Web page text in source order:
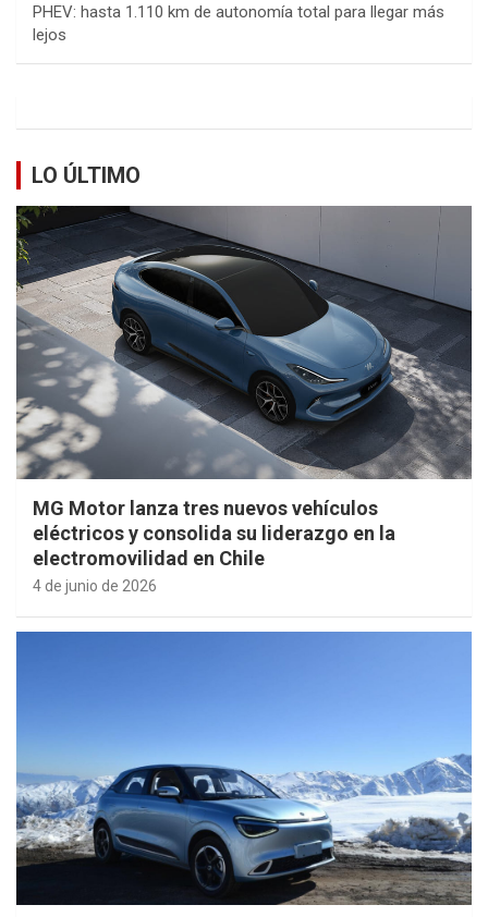
PHEV: hasta 1.110 km de autonomía total para llegar más
lejos
LO ÚLTIMO
MG Motor lanza tres nuevos vehículos
eléctricos y consolida su liderazgo en la
electromovilidad en Chile
4 de junio de 2026